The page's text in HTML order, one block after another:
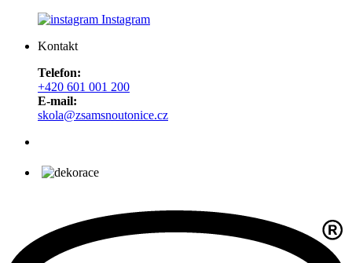
Instagram
Kontakt
Telefon:
+420 601 001 200
E-mail:
skola@zsamsnoutonice.cz